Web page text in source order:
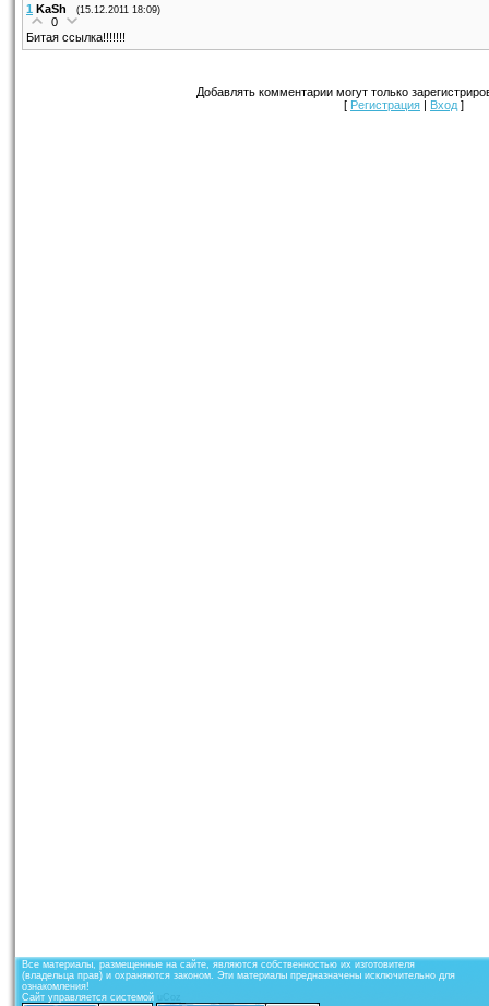
1 KaSh (15.12.2011 18:09)
0
Битая ссылка!!!!!!!
Добавлять комментарии могут только
[ Регистрация | Вход ]
Все материалы, размещенные на сайте, являются собственностью их изготовителя
(владельца прав) и охраняются законом. Эти материалы предназначены исключительно для
ознакомления!
Сайт управляется системой